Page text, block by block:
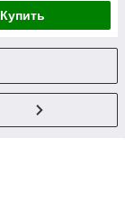
Купить